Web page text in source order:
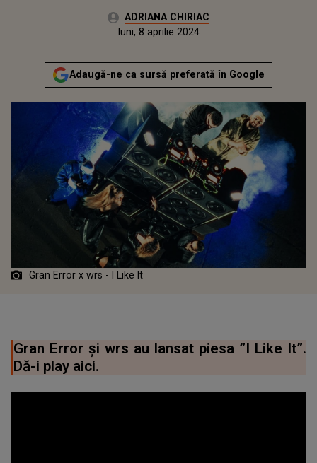
Autor:ADRIANA CHIRIAC
Actualizat:
luni, 8 aprilie 2024
Adaugă-ne ca sursă preferată în Google
Gran Error x wrs - I Like It
Gran Error și wrs au lansat piesa ”I Like It”.
Dă-i play aici.